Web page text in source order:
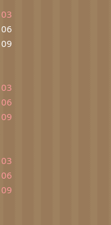
03
06
09
03
06
09
03
06
09